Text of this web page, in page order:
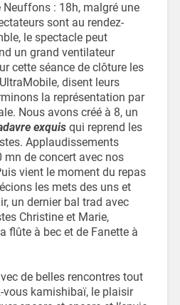
: 18h, malgré une
sont au rendez-
le spectacle peut
un grand ventilateur
cette séance de clôture les
disent leurs
la représentation par
Nous avons créé à 8, un
exquisqui reprend les
Applaudissements
mn de concert avec nos
vient le moment du repas
les mets des uns et
un dernier bal trad avec
Christine et Marie,
flûte à bec et de Fanette à
de belles rencontres tout
vous kamishibaï, le plaisir